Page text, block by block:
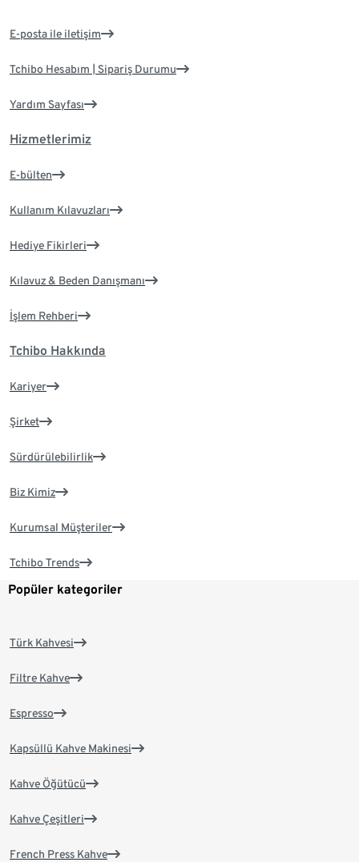
E-posta ile iletişim
Tchibo Hesabım | Sipariş Durumu
Yardım Sayfası
Hizmetlerimiz
E-bülten
Kullanım Kılavuzları
Hediye Fikirleri
Kılavuz & Beden Danışmanı
İşlem Rehberi
Tchibo Hakkında
Kariyer
Şirket
Sürdürülebilirlik
Biz Kimiz
Kurumsal Müşteriler
Tchibo Trends
Popüler kategoriler
Türk Kahvesi
Filtre Kahve
Espresso
Kapsüllü Kahve Makinesi
Kahve Öğütücü
Kahve Çeşitleri
French Press Kahve